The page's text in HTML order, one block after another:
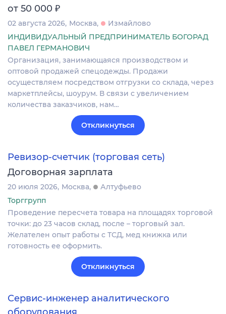
от 50 000 ₽
02 августа 2026 Москва
Измайлово
ИНДИВИДУАЛЬНЫЙ ПРЕДПРИНИМАТЕЛЬ БОГОРАД
ПАВЕЛ ГЕРМАНОВИЧ
Организация, занимающаяся производством и
оптовой продажей спецодежды. Продажи
осуществляем посредством отгрузки со склада, через
маркетплейсы, шоурум. В связи с увеличением
количества заказчиков, нам…
Откликнуться
Ревизор-счетчик (торговая сеть)
Договорная зарплата
20 июля 2026 Москва
Алтуфьево
Торггрупп
Проведение пересчета товара на площадях торговой
точки: до 23 часов склад, после – торговый зал.
Желателен опыт работы с ТСД, мед книжка или
готовность ее оформить.
Откликнуться
Сервис-инженер аналитического
оборудования